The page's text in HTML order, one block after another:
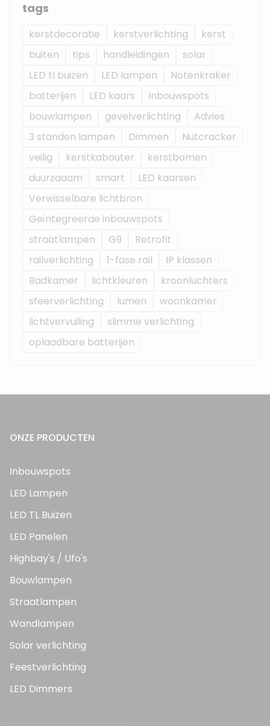
tags
kerstdecoratie kerstverlichting
kerst
buiten
tips handleidingen
solar
LED tl buizen
LED lampen
Notenkraker
batterijen
LED kaars
Inbouwspots
bouwlampen
gevelverlichting
Advies
3 standen lampen
Dimmen
Nutcracker
veilig
kerstkabouter
kerstbomen
duurzaaam
smart
LED kaarsen
Verwisselbare lichtbron
Geïntegreerde inbouwspots
straatlampen
G9
Retrofit
railverlichting
1-fase rail
IP klassen
Badkamer
lichtkleuren
kroonluchters
sfeerverlichting
lumen
woonkamer
lichtvervuiling
slimme verlichting
oplaadbare batterijen
ONZE PRODUCTEN
Inbouwspots
LED Lampen
LED TL Buizen
LED Panelen
Highbay's / Ufo's
Bouwlampen
Straatlampen
Wandlampen
Solar verlichting
Feestverlichting
LED Dimmers